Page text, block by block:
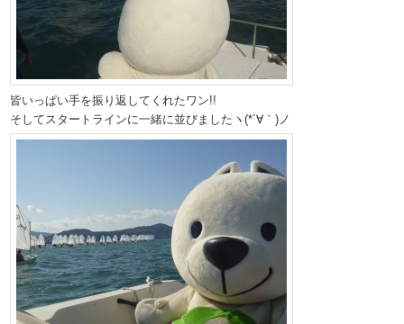
皆いっぱい手を振り返してくれたワン!!
そしてスタートラインに一緒に並びましたヽ(*´∀｀)ノ